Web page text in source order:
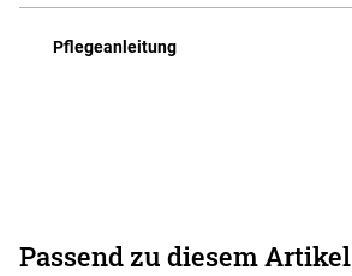
Pflegeanleitung
Passend zu diesem Artikel